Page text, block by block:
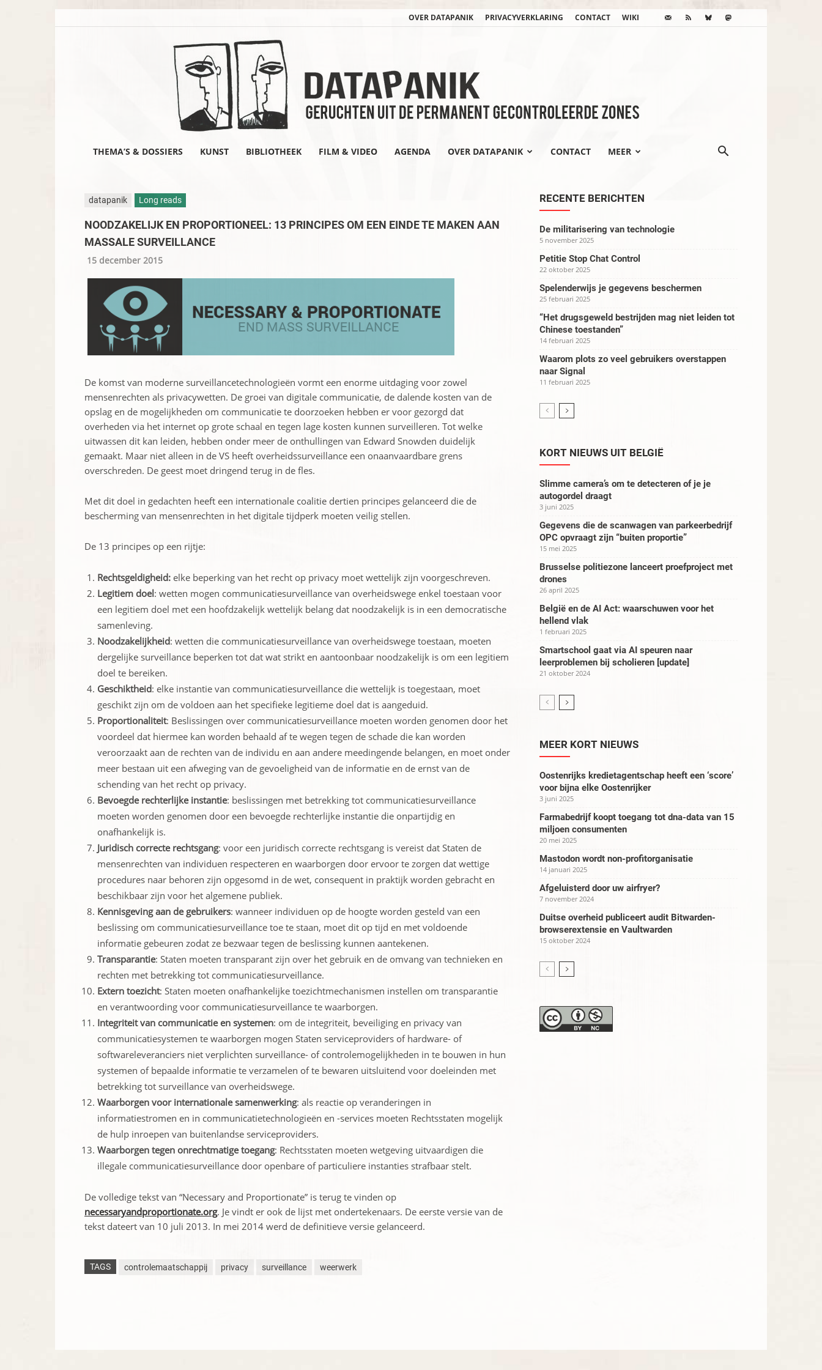
OVER DATAPANIK PRIVACYVERKLARING CONTACT WIKI
THEMA’S & DOSSIERS KUNST BIBLIOTHEEK FILM & VIDEO AGENDA OVER DATAPANIK CONTACT MEER
datapanik Long reads
NOODZAKELIJK EN PROPORTIONEEL: 13 PRINCIPES OM EEN EINDE TE MAKEN AAN
MASSALE SURVEILLANCE
15 december 2015
De komst van moderne surveillancetechnologieën vormt een enorme uitdaging voor zowel
mensenrechten als privacywetten. De groei van digitale communicatie, de dalende kosten van de
opslag en de mogelijkheden om communicatie te doorzoeken hebben er voor gezorgd dat
overheden via het internet op grote schaal en tegen lage kosten kunnen surveilleren. Tot welke
uitwassen dit kan leiden, hebben onder meer de onthullingen van Edward Snowden duidelijk
gemaakt. Maar niet alleen in de VS heeft overheidssurveillance een onaanvaardbare grens
overschreden. De geest moet dringend terug in de fles.
Met dit doel in gedachten heeft een internationale coalitie dertien principes gelanceerd die de
bescherming van mensenrechten in het digitale tijdperk moeten veilig stellen.
De 13 principes op een rijtje:
Rechtsgeldigheid: elke beperking van het recht op privacy moet wettelijk zijn voorgeschreven.
Legitiem doel: wetten mogen communicatiesurveillance van overheidswege enkel toestaan voor
een legitiem doel met een hoofdzakelijk wettelijk belang dat noodzakelijk is in een democratische
samenleving.
Noodzakelijkheid: wetten die communicatiesurveillance van overheidswege toestaan, moeten
dergelijke surveillance beperken tot dat wat strikt en aantoonbaar noodzakelijk is om een legitiem
doel te bereiken.
Geschiktheid: elke instantie van communicatiesurveillance die wettelijk is toegestaan, moet
geschikt zijn om de voldoen aan het specifieke legitieme doel dat is aangeduid.
Proportionaliteit: Beslissingen over communicatiesurveillance moeten worden genomen door het
voordeel dat hiermee kan worden behaald af te wegen tegen de schade die kan worden
veroorzaakt aan de rechten van de individu en aan andere meedingende belangen, en moet onder
meer bestaan uit een afweging van de gevoeligheid van de informatie en de ernst van de
schending van het recht op privacy.
Bevoegde rechterlijke instantie: beslissingen met betrekking tot communicatiesurveillance
moeten worden genomen door een bevoegde rechterlijke instantie die onpartijdig en
onafhankelijk is.
Juridisch correcte rechtsgang: voor een juridisch correcte rechtsgang is vereist dat Staten de
mensenrechten van individuen respecteren en waarborgen door ervoor te zorgen dat wettige
procedures naar behoren zijn opgesomd in de wet, consequent in praktijk worden gebracht en
beschikbaar zijn voor het algemene publiek.
Kennisgeving aan de gebruikers: wanneer individuen op de hoogte worden gesteld van een
beslissing om communicatiesurveillance toe te staan, moet dit op tijd en met voldoende
informatie gebeuren zodat ze bezwaar tegen de beslissing kunnen aantekenen.
Transparantie: Staten moeten transparant zijn over het gebruik en de omvang van technieken en
rechten met betrekking tot communicatiesurveillance.
Extern toezicht: Staten moeten onafhankelijke toezichtmechanismen instellen om transparantie
en verantwoording voor communicatiesurveillance te waarborgen.
Integriteit van communicatie en systemen: om de integriteit, beveiliging en privacy van
communicatiesystemen te waarborgen mogen Staten serviceproviders of hardware- of
softwareleveranciers niet verplichten surveillance- of controlemogelijkheden in te bouwen in hun
systemen of bepaalde informatie te verzamelen of te bewaren uitsluitend voor doeleinden met
betrekking tot surveillance van overheidswege.
Waarborgen voor internationale samenwerking: als reactie op veranderingen in
informatiestromen en in communicatietechnologieën en -services moeten Rechtsstaten mogelijk
de hulp inroepen van buitenlandse serviceproviders.
Waarborgen tegen onrechtmatige toegang: Rechtsstaten moeten wetgeving uitvaardigen die
illegale communicatiesurveillance door openbare of particuliere instanties strafbaar stelt.
De volledige tekst van “Necessary and Proportionate” is terug te vinden op
necessaryandproportionate.org. Je vindt er ook de lijst met ondertekenaars. De eerste versie van de
tekst dateert van 10 juli 2013. In mei 2014 werd de definitieve versie gelanceerd.
TAGS controlemaatschappij privacy surveillance weerwerk
RECENTE BERICHTEN
De militarisering van technologie
5 november 2025
Petitie Stop Chat Control
22 oktober 2025
Spelenderwijs je gegevens beschermen
25 februari 2025
“Het drugsgeweld bestrijden mag niet leiden tot
Chinese toestanden”
14 februari 2025
Waarom plots zo veel gebruikers overstappen
naar Signal
11 februari 2025
KORT NIEUWS UIT BELGIË
Slimme camera’s om te detecteren of je je
autogordel draagt
3 juni 2025
Gegevens die de scanwagen van parkeerbedrijf
OPC opvraagt zijn “buiten proportie”
15 mei 2025
Brusselse politiezone lanceert proefproject met
drones
26 april 2025
België en de AI Act: waarschuwen voor het
hellend vlak
1 februari 2025
Smartschool gaat via AI speuren naar
leerproblemen bij scholieren [update]
21 oktober 2024
MEER KORT NIEUWS
Oostenrijks kredietagentschap heeft een ‘score’
voor bijna elke Oostenrijker
3 juni 2025
Farmabedrijf koopt toegang tot dna-data van 15
miljoen consumenten
20 mei 2025
Mastodon wordt non-profitorganisatie
14 januari 2025
Afgeluisterd door uw airfryer?
7 november 2024
Duitse overheid publiceert audit Bitwarden-
browserextensie en Vaultwarden
15 oktober 2024